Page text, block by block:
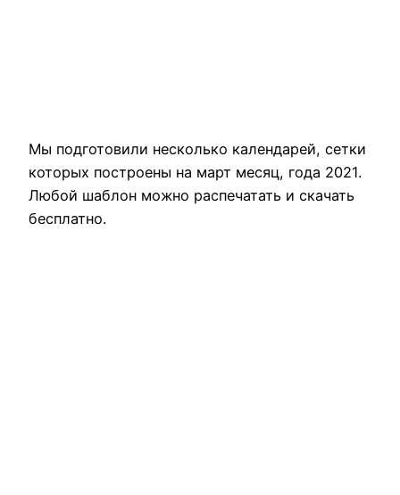
Мы подготовили несколько календарей, сетки
которых построены на март месяц, года 2021.
Любой шаблон можно распечатать и скачать
бесплатно.